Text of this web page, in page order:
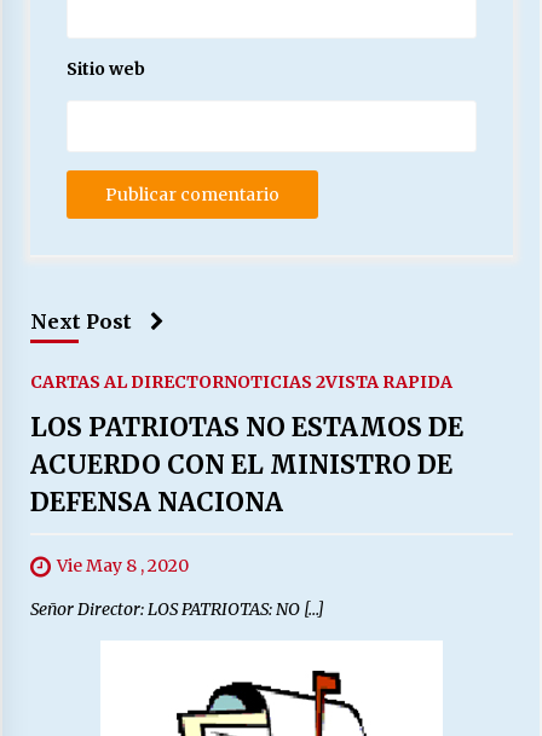
Sitio web
Next Post
CARTAS AL DIRECTORNOTICIAS 2VISTA RAPIDA
LOS PATRIOTAS NO ESTAMOS DE
ACUERDO CON EL MINISTRO DE
DEFENSA NACIONA
Vie May 8 , 2020
Señor Director: LOS PATRIOTAS: NO […]